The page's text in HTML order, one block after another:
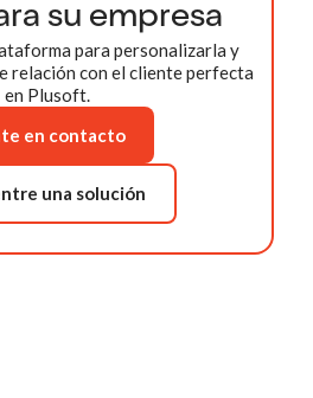
su empresa
para personalizarla y
relación con el cliente perfecta
en Plusoft.
en contacto
una solución